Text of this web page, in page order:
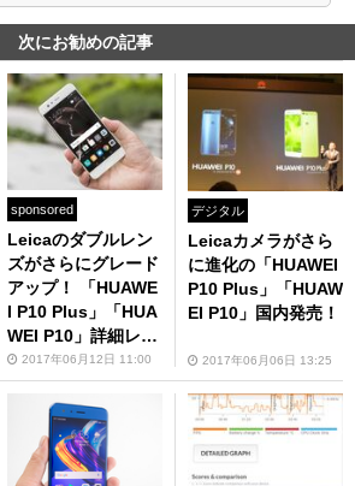
次にお勧めの記事
sponsored
Leicaのダブルレン
ズがさらにグレード
アップ！ 「HUAWE
I P10 Plus」「HUA
WEI P10」詳細レビ
ュー2017年06月12日 11:00
デジタル
Leicaカメラがさら
に進化の「HUAWEI
P10 Plus」「HUAW
EI P10」国内発売！
2017年06月06日 13:25